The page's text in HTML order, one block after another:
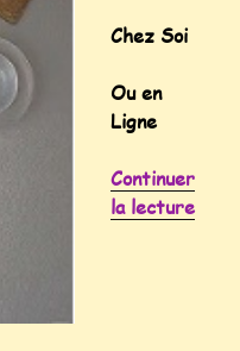
Chez Soi
Ou en
Ligne
Continuer
la lecture